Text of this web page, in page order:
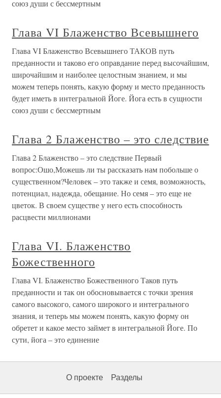
союз души с бессмертным
Глава VI Блаженство Всевышнего
Глава VI Блаженство Всевышнего ТАКОВ путь
преданности и таково его оправдание перед высочайшим,
широчайшим и наиболее целостным знанием, и мы
можем теперь понять, какую форму и место преданность
будет иметь в интегральной Йоге. Йога есть в сущности
союз души с бессмертным
Глава 2 Блаженство – это следствие
Глава 2 Блаженство – это следствие Первый
вопрос:Ошо,Можешь ли ты рассказать нам побольше о
существенном?Человек – это также и семя, возможность,
потенциал, надежда, обещание. Но семя – это еще не
цветок. В своем существе у него есть способность
расцвести миллионами
Глава VI. Блаженство
Божественного
Глава VI. Блаженство Божественного Таков путь
преданности и так он обосновывается с точки зрения
самого высокого, самого широкого и интегрального
знания, и теперь мы можем понять, какую форму он
обретет и какое место займет в интегральной Йоге. По
сути, йога – это единение
О проекте Разделы